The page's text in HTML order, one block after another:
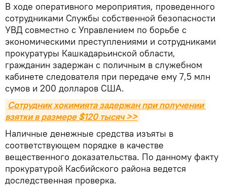
В ходе оперативного мероприятия, проведенного
сотрудниками Службы собственной безопасности
УВД совместно с Управлением по борьбе с
экономическими преступлениями и сотрудниками
прокуратуры Кашкадарьинской области,
гражданин задержан с поличным в служебном
кабинете следователя при передаче ему 7,5 млн
сумов и 200 долларов США.
Сотрудник хокимията задержан при получении
взятки в размере $120 тысяч >>
Наличные денежные средства изъяты в
соответствующем порядке в качестве
вещественного доказательства. По данному факту
прокуратурой Касбийского района ведется
доследственная проверка.